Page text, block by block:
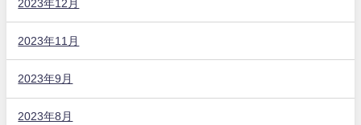
2023年12月
2023年11月
2023年9月
2023年8月